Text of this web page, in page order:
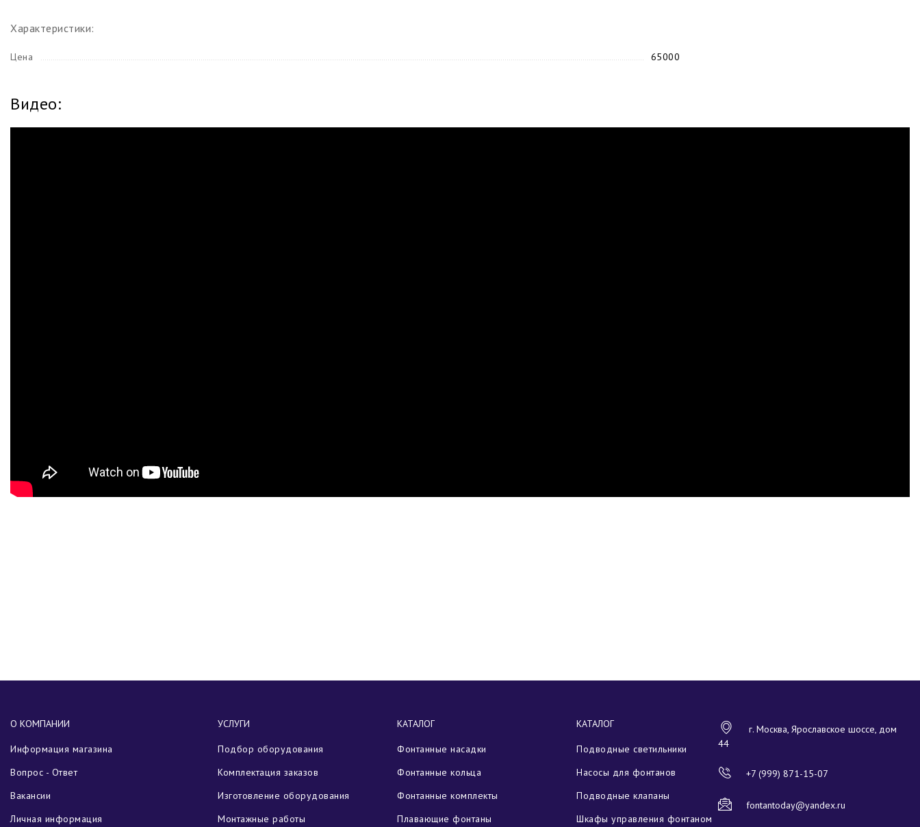
Характеристики:
Цена 65000
Видео:
О КОМПАНИИ
Информация магазина
Вопрос - Ответ
Вакансии
Личная информация
УСЛУГИ
Подбор оборудования
Комплектация заказов
Изготовление оборудования
Монтажные работы
КАТАЛОГ
Фонтанные насадки
Фонтанные кольца
Фонтанные комплекты
Плавающие фонтаны
КАТАЛОГ
Подводные светильники
Насосы для фонтанов
Подводные клапаны
Шкафы управления фонтаном
г. Москва, Ярославское шоссе, дом
44
+7 (999) 871-15-07
fontantoday@yandex.ru